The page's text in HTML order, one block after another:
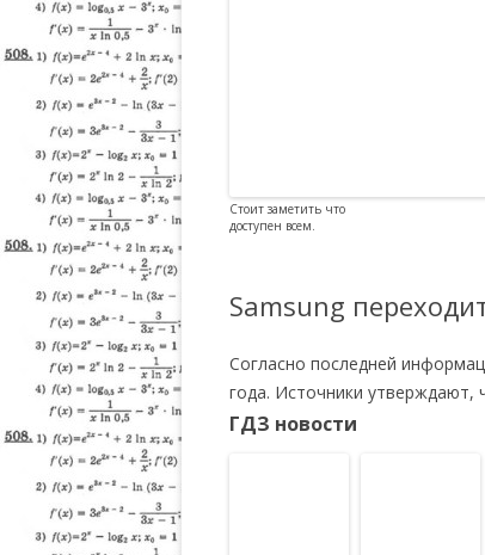
Стоит заметить что
доступен всем.
Samsung
Согласно последней
года. Источники утверждают,
ГДЗ новости